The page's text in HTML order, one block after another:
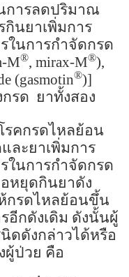
การลดปริมาณ
กินยาเพิ่มการ
ในการกำจัดกรด
M®, mirax-M®),
(gasmotin®)]
รด ยาทั้งสอง
รคกรดไหลย้อน
ละยาเพิ่มการ
ในการกำจัดกรด
อหยุดกินยาดัง
กรดไหลย้อนขึ้น
อีกดังเดิม ดังนั้นผู้
ดดังกล่าวได้หรือ
ป่วย คือ